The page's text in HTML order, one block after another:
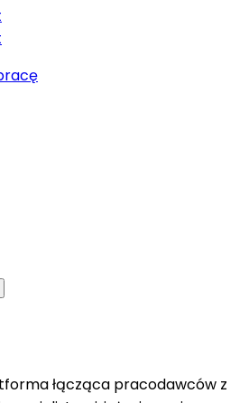
łącząca pracodawców z